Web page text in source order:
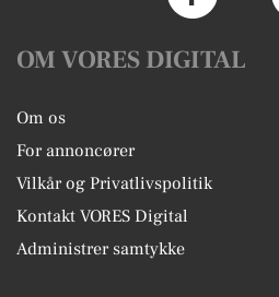
OM VORES DIGITAL
Om os
For annoncører
Vilkår og Privatlivspolitik
Kontakt VORES Digital
Administrer samtykke